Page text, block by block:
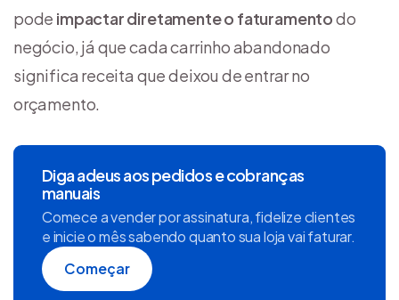
pode impactar diretamente o faturamentodo
negócio, já que cada carrinho abandonado
significa receita que deixou de entrar no
orçamento.
Diga adeus aos pedidos e cobranças
manuais
Comece a vender por assinatura, fidelize clientes
e inicie o mês sabendo quanto sua loja vai faturar.
Começar